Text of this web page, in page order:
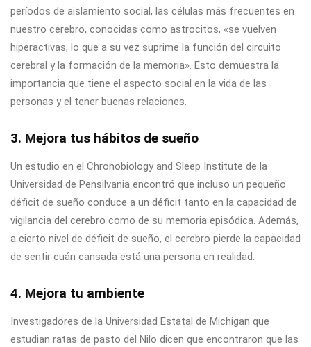
períodos de aislamiento social, las células más frecuentes en
nuestro cerebro, conocidas como astrocitos, «se vuelven
hiperactivas, lo que a su vez suprime la función del circuito
cerebral y la formación de la memoria». Esto demuestra la
importancia que tiene el aspecto social en la vida de las
personas y el tener buenas relaciones.
3. Mejora tus hábitos de sueño
Un estudio en el Chronobiology and Sleep Institute de la
Universidad de Pensilvania encontró que incluso un pequeño
déficit de sueño conduce a un déficit tanto en la capacidad de
vigilancia del cerebro como de su memoria episódica. Además,
a cierto nivel de déficit de sueño, el cerebro pierde la capacidad
de sentir cuán cansada está una persona en realidad.
4. Mejora tu ambiente
Investigadores de la Universidad Estatal de Michigan que
estudian ratas de pasto del Nilo dicen que encontraron que las